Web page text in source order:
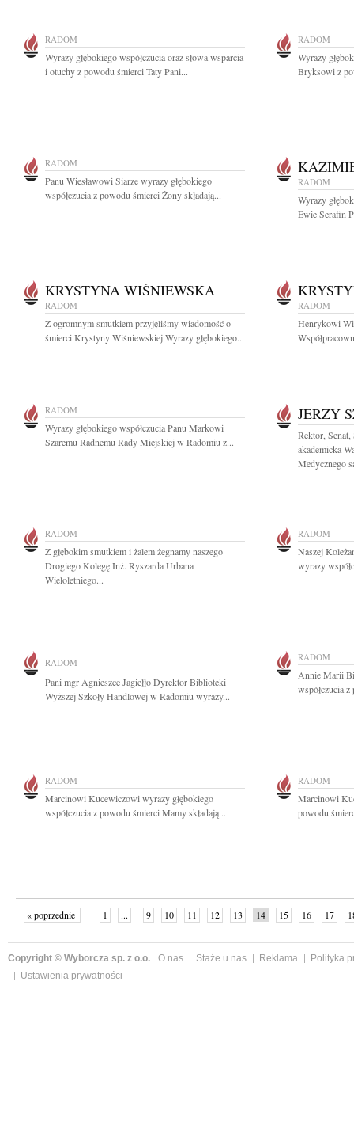
RADOM
Wyrazy głębokiego współczucia oraz słowa wsparcia
i otuchy z powodu śmierci Taty Pani...
RADOM
Wyrazy
Bryksowi z
RADOM
Panu Wiesławowi Siarze wyrazy głębokiego
współczucia z powodu śmierci Żony składają...
RADOM
Wyrazy
Ewie Serafin
KRYSTYNA WIŚNIEWSKA
RADOM
Z ogromnym smutkiem przyjęliśmy wiadomość o
śmierci Krystyny Wiśniewskiej Wyrazy głębokiego...
RADOM
Henrykowi
RADOM
Wyrazy głębokiego współczucia Panu Markowi
Szaremu Radnemu Rady Miejskiej w Radomiu z...
JERZY
Rektor, Senat,
akademicka
Medycznego
RADOM
Z głębokim smutkiem i żalem żegnamy naszego
Drogiego Kolegę Inż. Ryszarda Urbana
Wieloletniego...
RADOM
Naszej
wyrazy
RADOM
Pani mgr Agnieszce Jagiełło Dyrektor Biblioteki
Wyższej Szkoły Handlowej w Radomiu wyrazy...
RADOM
Annie Marii
współczucia
RADOM
Marcinowi Kucewiczowi wyrazy głębokiego
współczucia z powodu śmierci Mamy składają...
RADOM
Marcinowi
powodu
« poprzednie 1 ... 9 10 11 12 13 14 15 16 17
Copyright © Wyborcza sp. z o.o. O nas Staże u nas Reklama
Polityka
Ustawienia prywatności